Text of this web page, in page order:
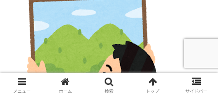
メニュー ホーム 検索 トップ サイドバー